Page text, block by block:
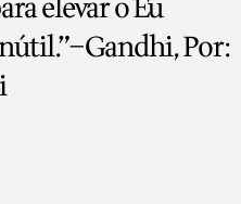
Por: